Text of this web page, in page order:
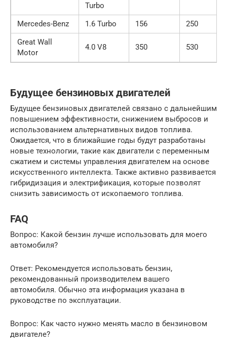
Turbo
Mercedes-Benz 1.6 Turbo 156
250
Great Wall
Motor
4.0 V8 350 530
Будущее бензиновых двигателей
Будущее бензиновых двигателей связано с дальнейшим
повышением эффективности, снижением выбросов и
использованием альтернативных видов топлива.
Ожидается, что в ближайшие годы будут разработаны
новые технологии, такие как двигатели с переменным
сжатием и системы управления двигателем на основе
искусственного интеллекта. Также активно развивается
гибридизация и электрификация, которые позволят
снизить зависимость от ископаемого топлива.
FAQ
Вопрос: Какой бензин лучше использовать для моего
автомобиля?
Ответ: Рекомендуется использовать бензин,
рекомендованный производителем вашего
автомобиля. Обычно эта информация указана в
руководстве по эксплуатации.
Вопрос: Как часто нужно менять масло в бензиновом
двигателе?